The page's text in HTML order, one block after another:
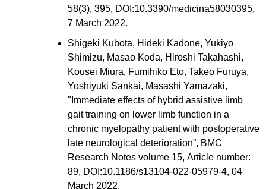
58(3), 395, DOI:10.3390/medicina58030395,
7 March 2022.
Shigeki Kubota, Hideki Kadone, Yukiyo
Shimizu, Masao Koda, Hiroshi Takahashi,
Kousei Miura, Fumihiko Eto, Takeo Furuya,
Yoshiyuki Sankai, Masashi Yamazaki,
"Immediate effects of hybrid assistive limb
gait training on lower limb function in a
chronic myelopathy patient with postoperative
late neurological deterioration”, BMC
Research Notes volume 15, Article number:
89, DOI:10.1186/s13104-022-05979-4, 04
March 2022.